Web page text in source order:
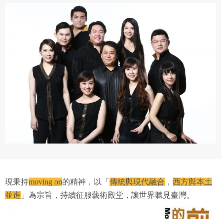
現秉持moving on的精神，以「 傳統與現代融合 ， 西方與本土
並進 」為宗旨，持續征服藝術殿堂，讓世界聽見臺灣。